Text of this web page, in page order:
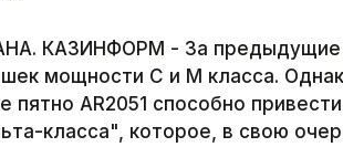
КАЗИНФОРМ - За предыдущие
мощности C и М класса.
пятно AR2051 способно
класса", которое, в свою